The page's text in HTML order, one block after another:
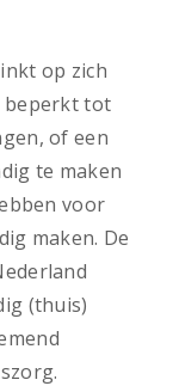
op zich
beperkt tot
of een
te maken
voor
maken. De
(thuis)